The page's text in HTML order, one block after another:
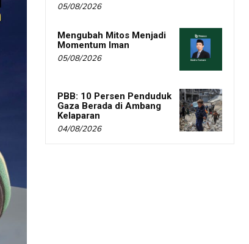
05/08/2026
Mengubah Mitos Menjadi
Momentum Iman
05/08/2026
PBB: 10 Persen Penduduk
Gaza Berada di Ambang
Kelaparan
04/08/2026